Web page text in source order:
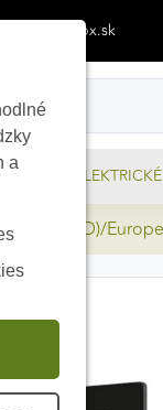
eshop@izimpx.sk
STD)/
a